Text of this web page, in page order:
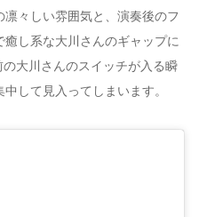
々しい雰囲気と、演奏後のフ
し系な大川さんのギャップに
大川さんのスイッチが入る瞬
して見入ってしまいます。